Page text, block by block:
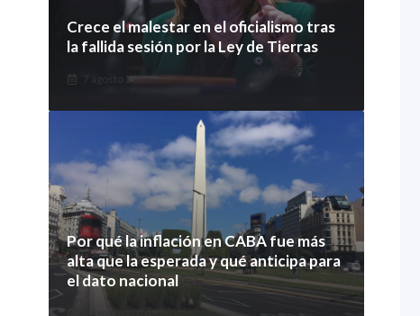
Crece el malestar en el oficialismo tras
la fallida sesión por la Ley de Tierras
7 agosto 2026
Por qué la inflación en CABA fue más
alta que la esperada y qué anticipa para
el dato nacional